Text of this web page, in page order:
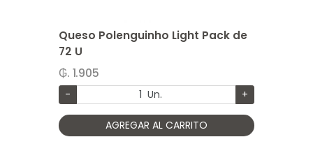
Queso Polenguinho Light Pack de
72 U
₲. 1.905
- Un. +
AGREGAR AL CARRITO